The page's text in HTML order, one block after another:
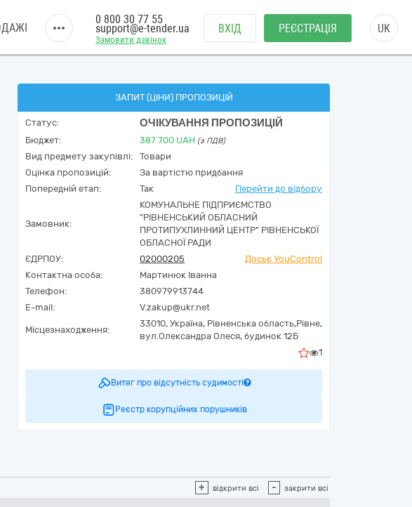
Замовити дзвінок
0 800 30 77 55
support@e-tender.ua ВХІД РЕЄСТРАЦІЯ UK
ЗАПИТ (ЦІНИ) ПРОПОЗИЦІЙ
Статус: ОЧІКУВАННЯ ПРОПОЗИЦІЙ
Бюджет: 387 700 UAH (з ПДВ)
Вид предмету закупівлі:
Товари
Оцінка пропозицій:
За вартістю придбання
Попередній етап:
Так Перейти до відбору
Замовник:
КОМУНАЛЬНЕ ПІДПРИЄМСТВО
"РІВНЕНСЬКИЙ ОБЛАСНИЙ
ПРОТИПУХЛИННИЙ ЦЕНТР" РІВНЕНСЬКОЇ
ОБЛАСНОЇ РАДИ
ЄДРПОУ:
02000205
Досьє YouControl
Контактна особа:
Мартинюк Іванна
Телефон:
380979913744
E-mail:
V.zakup@ukr.net
Місцезнаходження:
33010, Україна, Рівненська область,Рівне,
вул.Олександра Олеся, будинок 12Б
1
Витяг про відсутність судимості
Реєстр корупційних порушників
+ відкрити всі - закрити всі